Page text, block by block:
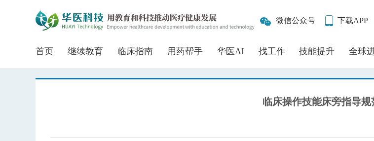
微信公众号 下载APP
首页 继续教育 临床指南 用药帮手 华医AI 找工作 技能提升 全球
临床操作技能床旁指导规